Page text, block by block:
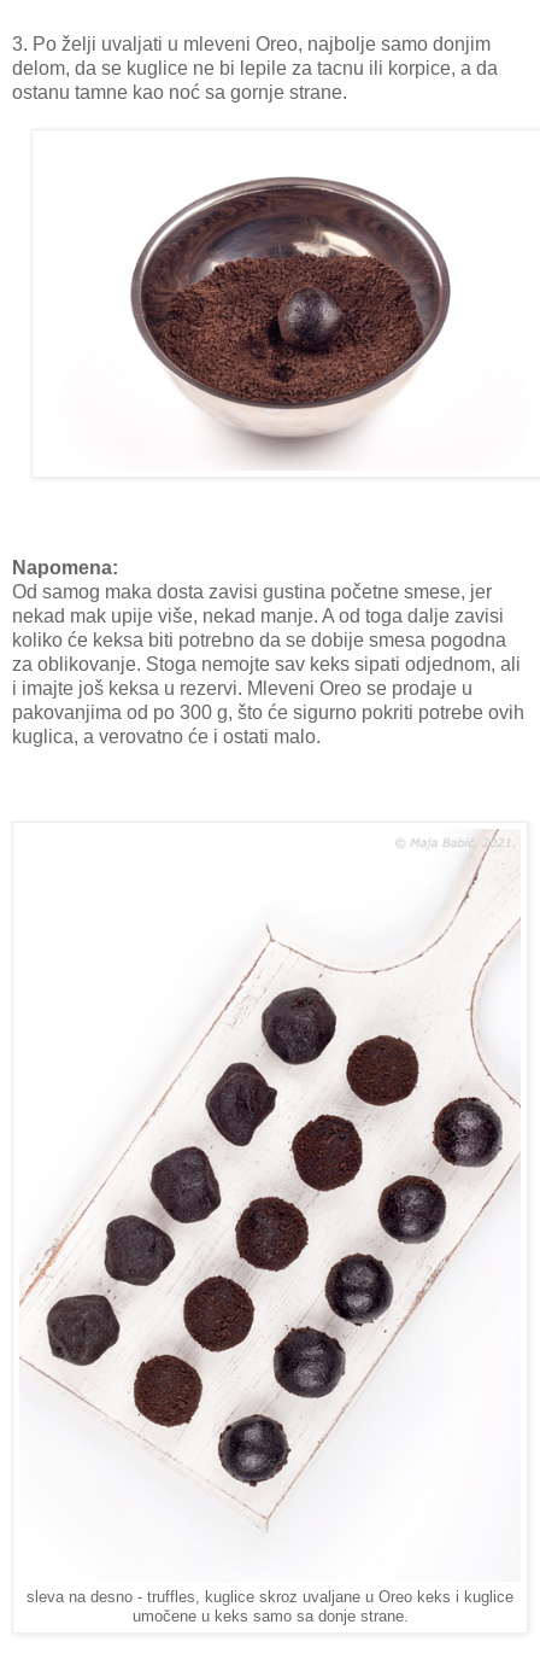
3. Po želji uvaljati u mleveni Oreo, najbolje samo donjim
delom, da se kuglice ne bi lepile za tacnu ili korpice, a da
ostanu tamne kao noć sa gornje strane.
Napomena:
Od samog maka dosta zavisi gustina početne smese, jer
nekad mak upije više, nekad manje. A od toga dalje zavisi
koliko će keksa biti potrebno da se dobije smesa pogodna
za oblikovanje. Stoga nemojte sav keks sipati odjednom, ali
i imajte još keksa u rezervi. Mleveni Oreo se prodaje u
pakovanjima od po 300 g, što će sigurno pokriti potrebe ovih
kuglica, a verovatno će i ostati malo.
sleva na desno - truffles, kuglice skroz uvaljane u Oreo keks i kuglice
umočene u keks samo sa donje strane.